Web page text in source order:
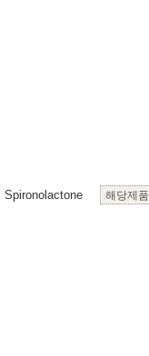
Spironolactone 해당제품